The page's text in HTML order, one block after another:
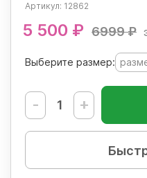
Артикул: 12862
5 500 ₽ 6999 ₽
Выберите размер:
- +